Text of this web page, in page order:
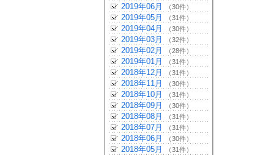
2019年06月 （30件）
2019年05月 （31件）
2019年04月 （30件）
2019年03月 （32件）
2019年02月 （28件）
2019年01月 （31件）
2018年12月 （31件）
2018年11月 （30件）
2018年10月 （31件）
2018年09月 （30件）
2018年08月 （31件）
2018年07月 （31件）
2018年06月 （30件）
2018年05月 （31件）